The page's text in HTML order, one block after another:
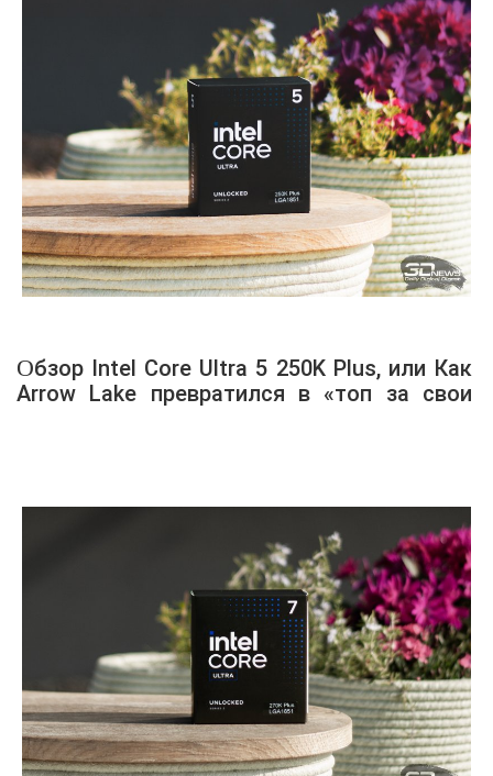
Обзор Intel Core Ultra 5 250K Plus, или Как
Arrow Lake превратился в «топ за свои